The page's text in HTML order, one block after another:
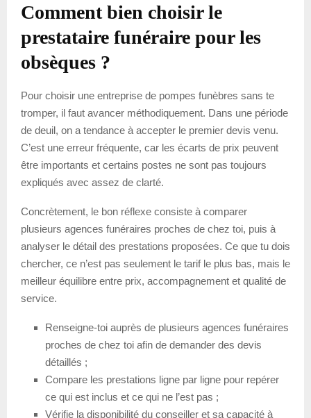
Comment bien choisir le
prestataire funéraire pour les
obsèques ?
Pour choisir une entreprise de pompes funèbres sans te
tromper, il faut avancer méthodiquement. Dans une période
de deuil, on a tendance à accepter le premier devis venu.
C’est une erreur fréquente, car les écarts de prix peuvent
être importants et certains postes ne sont pas toujours
expliqués avec assez de clarté.
Concrètement, le bon réflexe consiste à comparer
plusieurs agences funéraires proches de chez toi, puis à
analyser le détail des prestations proposées. Ce que tu dois
chercher, ce n’est pas seulement le tarif le plus bas, mais le
meilleur équilibre entre prix, accompagnement et qualité de
service.
Renseigne-toi auprès de plusieurs agences funéraires
proches de chez toi afin de demander des devis
détaillés ;
Compare les prestations ligne par ligne pour repérer
ce qui est inclus et ce qui ne l’est pas ;
Vérifie la disponibilité du conseiller et sa capacité à